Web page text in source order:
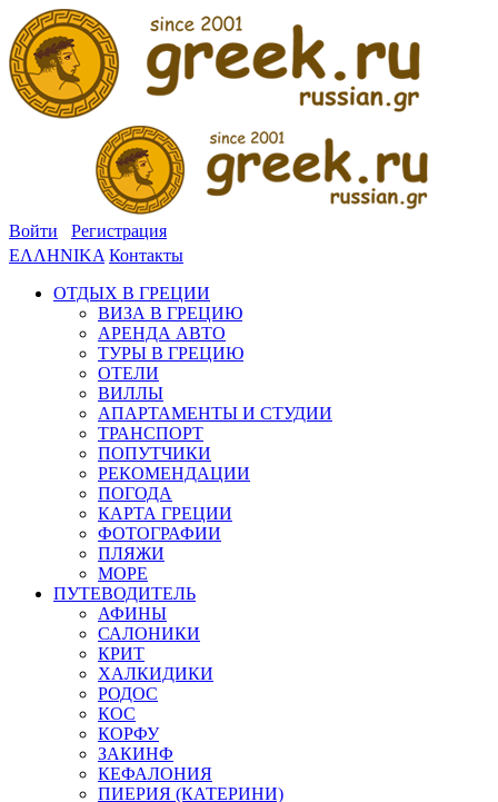
Войти
Регистрация
ΕΛΛΗΝΙΚΑ Контакты
ОТДЫХ В ГРЕЦИИ
ВИЗА В ГРЕЦИЮ
АРЕНДА АВТО
ТУРЫ В ГРЕЦИЮ
ОТЕЛИ
ВИЛЛЫ
АПАРТАМЕНТЫ И СТУДИИ
ТРАНСПОРТ
ПОПУТЧИКИ
РЕКОМЕНДАЦИИ
ПОГОДА
КАРТА ГРЕЦИИ
ФОТОГРАФИИ
ПЛЯЖИ
МОРЕ
ПУТЕВОДИТЕЛЬ
АФИНЫ
САЛОНИКИ
КРИТ
ХАЛКИДИКИ
РОДОС
КОС
КОРФУ
ЗАКИНФ
КЕФАЛОНИЯ
ПИЕРИЯ (КАТЕРИНИ)